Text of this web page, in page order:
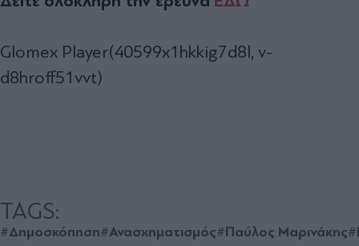
Glomex Player(40599x1hkkig7d8l, v-
d8hroff51vvt)
TAGS:
#Δημοσκόπηση#Ανασχηματισμός#Παύλος Μαρινάκης